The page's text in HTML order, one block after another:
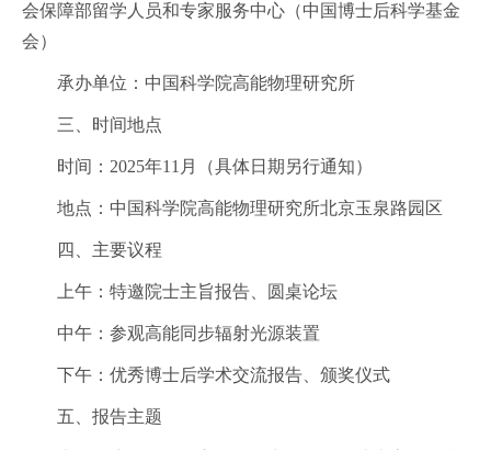
会保障部留学人员和专家服务中心（中国博士后科学基金
会）
承办单位：中国科学院高能物理研究所
三、时间地点
时间：2025年11月（具体日期另行通知）
地点：中国科学院高能物理研究所北京玉泉路园区
四、主要议程
上午：特邀院士主旨报告、圆桌论坛
中午：参观高能同步辐射光源装置
下午：优秀博士后学术交流报告、颁奖仪式
五、报告主题